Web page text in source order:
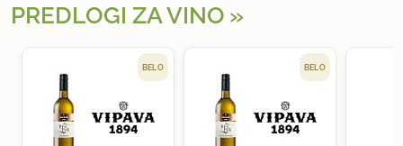
PREDLOGI ZA VINO
BELO BELO